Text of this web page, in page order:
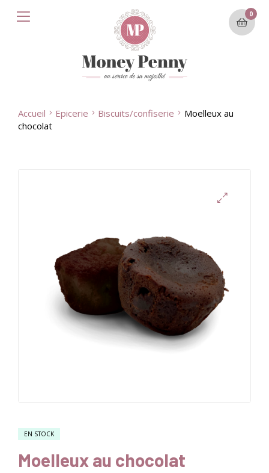
0
Accueil Epicerie Biscuits/confiserie
Moelleux au
chocolat
EN STOCK
Moelleux au chocolat